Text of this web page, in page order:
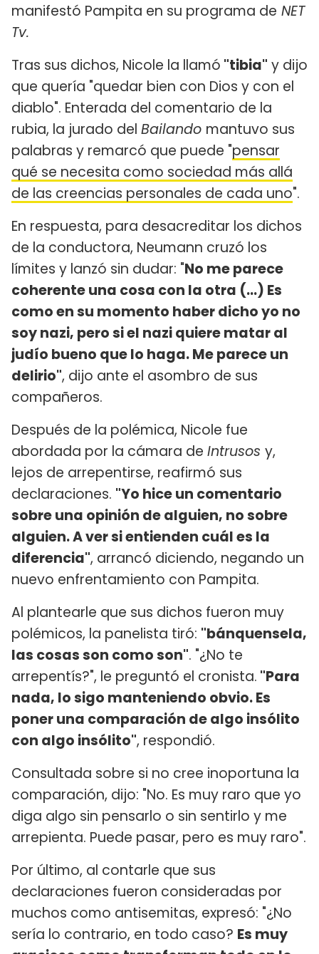
manifestó Pampita en su programa de NET
Tv.
Tras sus dichos, Nicole la llamó "tibia" y dijo
que quería "quedar bien con Dios y con el
diablo". Enterada del comentario de la
rubia, la jurado del Bailando mantuvo sus
palabras y remarcó que puede "pensar
qué se necesita como sociedad más allá
de las creencias personales de cada uno".
En respuesta, para desacreditar los dichos
de la conductora, Neumann cruzó los
límites y lanzó sin dudar: "No me parece
coherente una cosa con la otra (...) Es
como en su momento haber dicho yo no
soy nazi, pero si el nazi quiere matar al
judío bueno que lo haga. Me parece un
delirio", dijo ante el asombro de sus
compañeros.
Después de la polémica, Nicole fue
abordada por la cámara de Intrusos y,
lejos de arrepentirse, reafirmó sus
declaraciones. "Yo hice un comentario
sobre una opinión de alguien, no sobre
alguien. A ver si entienden cuál es la
diferencia", arrancó diciendo, negando un
nuevo enfrentamiento con Pampita.
Al plantearle que sus dichos fueron muy
polémicos, la panelista tiró: "bánquensela,
las cosas son como son". "¿No te
arrepentís?", le preguntó el cronista. "Para
nada, lo sigo manteniendo obvio. Es
poner una comparación de algo insólito
con algo insólito", respondió.
Consultada sobre si no cree inoportuna la
comparación, dijo: "No. Es muy raro que yo
diga algo sin pensarlo o sin sentirlo y me
arrepienta. Puede pasar, pero es muy raro".
Por último, al contarle que sus
declaraciones fueron consideradas por
muchos como antisemitas, expresó: "¿No
sería lo contrario, en todo caso? Es muy